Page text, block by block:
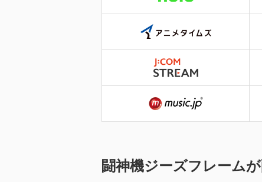
闘神機ジーズフレーム